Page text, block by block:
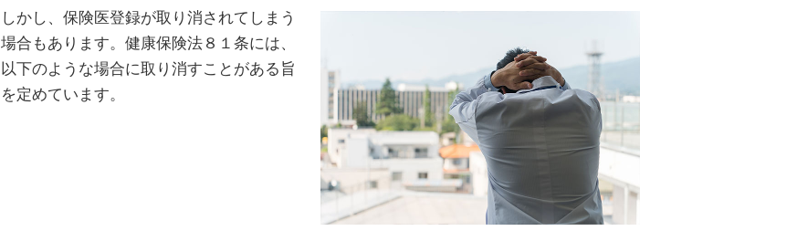
しかし、保険医登録が取り消されてしまう
場合もあります。健康保険法８１条には、
以下のような場合に取り消すことがある旨
を定めています。